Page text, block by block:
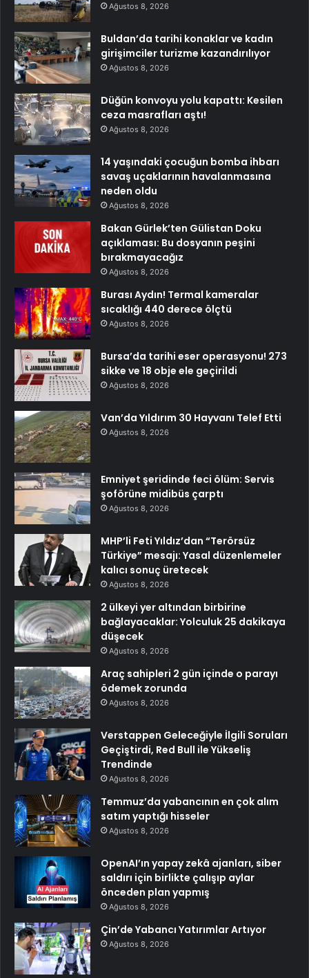
Ağustos 8, 2026
Buldan’da tarihi konaklar ve kadın
girişimciler turizme kazandırılıyor
Ağustos 8, 2026
Düğün konvoyu yolu kapattı: Kesilen
ceza masrafları aştı!
Ağustos 8, 2026
14 yaşındaki çocuğun bomba ihbarı
savaş uçaklarının havalanmasına
neden oldu
Ağustos 8, 2026
Bakan Gürlek’ten Gülistan Doku
açıklaması: Bu dosyanın peşini
bırakmayacağız
Ağustos 8, 2026
Burası Aydın! Termal kameralar
sıcaklığı 440 derece ölçtü
Ağustos 8, 2026
Bursa’da tarihi eser operasyonu! 273
sikke ve 18 obje ele geçirildi
Ağustos 8, 2026
Van’da Yıldırım 30 Hayvanı Telef Etti
Ağustos 8, 2026
Emniyet şeridinde feci ölüm: Servis
şoförüne midibüs çarptı
Ağustos 8, 2026
MHP’li Feti Yıldız’dan “Terörsüz
Türkiye” mesajı: Yasal düzenlemeler
kalıcı sonuç üretecek
Ağustos 8, 2026
2 ülkeyi yer altından birbirine
bağlayacaklar: Yolculuk 25 dakikaya
düşecek
Ağustos 8, 2026
Araç sahipleri 2 gün içinde o parayı
ödemek zorunda
Ağustos 8, 2026
Verstappen Geleceğiyle İlgili Soruları
Geçiştirdi, Red Bull ile Yükseliş
Trendinde
Ağustos 8, 2026
Temmuz’da yabancının en çok alım
satım yaptığı hisseler
Ağustos 8, 2026
OpenAI’ın yapay zekâ ajanları, siber
saldırı için birlikte çalışıp aylar
önceden plan yapmış
Ağustos 8, 2026
Çin’de Yabancı Yatırımlar Artıyor
Ağustos 8, 2026